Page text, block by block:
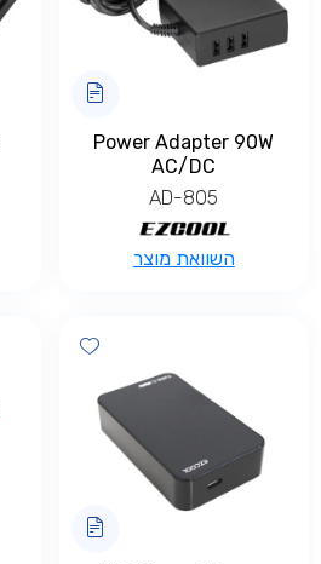
Power Adapter 90W
AC/DC
AD-805
השוואת מוצר
Add wishlist